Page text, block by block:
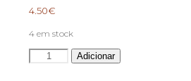
4.50€
4 em stock
Quantidade
de
Adicionar